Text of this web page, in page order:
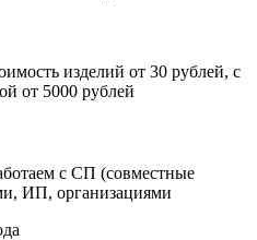
изделий от 30 рублей, с
от 5000 рублей
с СП (совместные
ИП, организациями